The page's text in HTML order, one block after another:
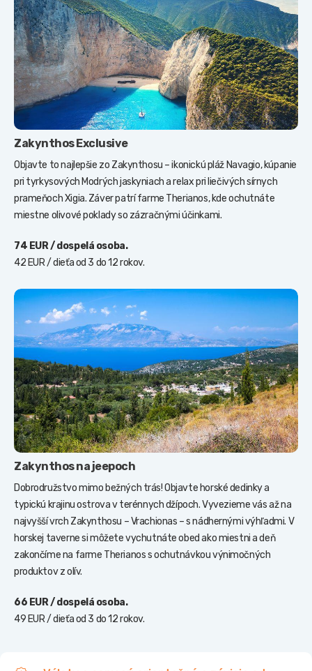
Zakynthos Exclusive
Objavte to najlepšie zo Zakynthosu – ikonickú pláž Navagio, kúpanie
pri tyrkysových Modrých jaskyniach a relax pri liečivých sírnych
prameňoch Xigia. Záver patrí farme Therianos, kde ochutnáte
miestne olivové poklady so zázračnými účinkami.
74 EUR / dospelá osoba.
42 EUR / dieťa od 3 do 12 rokov.
Zakynthos na jeepoch
Dobrodružstvo mimo bežných trás! Objavte horské dedinky a
typickú krajinu ostrova v terénnych džípoch. Vyvezieme vás až na
najvyšší vrch Zakynthosu – Vrachionas – s nádhernými výhľadmi. V
horskej taverne si môžete vychutnáte obed ako miestni a deň
zakončíme na farme Therianos s ochutnávkou výnimočných
produktov z olív.
66 EUR / dospelá osoba.
49 EUR / dieťa od 3 do 12 rokov.